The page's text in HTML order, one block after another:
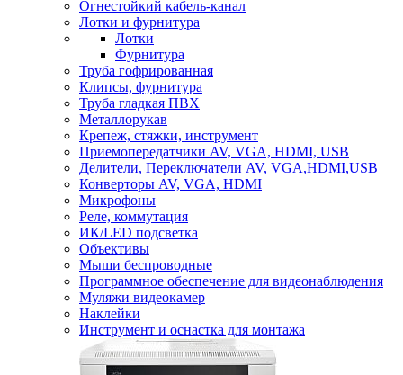
Огнестойкий кабель-канал
Лотки и фурнитура
Лотки
Фурнитура
Труба гофрированная
Клипсы, фурнитура
Труба гладкая ПВХ
Металлорукав
Крепеж, стяжки, инструмент
Приемопередатчики AV, VGA, HDMI, USB
Делители, Переключатели AV, VGA,HDMI,USB
Конверторы AV, VGA, HDMI
Микрофоны
Реле, коммутация
ИК/LED подсветка
Объективы
Мыши беспроводные
Программное обеспечение для видеонаблюдения
Муляжи видеокамер
Наклейки
Инструмент и оснастка для монтажа